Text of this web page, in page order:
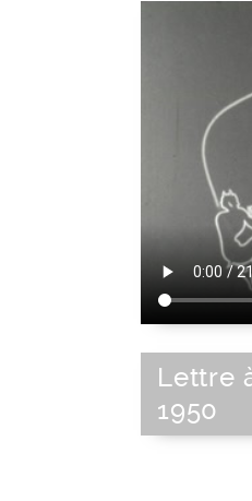
Lettre
1950